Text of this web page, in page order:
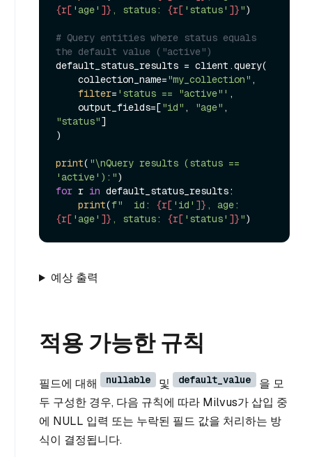
{r[ 'age' ]} , status: {r[ 'status' ]}")
# Query entities where status equals
the default value ("active")
default_status_results = client.query(
    collection_name=
"my_collection" ,
filter= 'status == "active"' ,
    output_fields=[
"id" , "age"
"status"]
)
print( "\nQuery results (status ==
'active'):"
for r in default_status_results:
print(f"  id: {r[ 'id' ]}
{r[ 'age' ]} , status: {r[ 'status' ]}"
예상 출력
적용 가능한 규칙
필드에 대해 nullable 및 default_value
을 모
두 구성한 경우, 다음 규칙에 따라 Milvus가 삽입 중
에 NULL 입력 또는 누락된 필드 값을 처리하는 방
식이 결정됩니다.